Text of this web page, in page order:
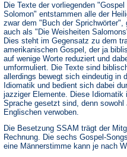
Die Texte der vorliegenden
Solomon" entstammen alle der
zwar dem "Buch der Sprichwörter",
auch als "Die Weisheiten
Dies steht im Gegensatz zu dem
amerikanischen Gospel, der ja
auf wenige Worte reduziert und
umformuliert. Die Texte sind
allerdings bewegt sich eindeutig in
Idiomatik und bedient sich dabei
jazziger Elemente. Diese
Sprache gesetzt sind, denn
Englischen verwoben.
Die Besetzung SSAM trägt der
Rechnung. Die sechs Gospel-
eine Männerstimme kann je nach